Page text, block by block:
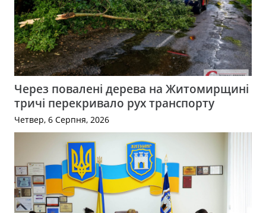
Через повалені дерева на Житомирщині
тричі перекривало рух транспорту
Четвер, 6 Серпня, 2026